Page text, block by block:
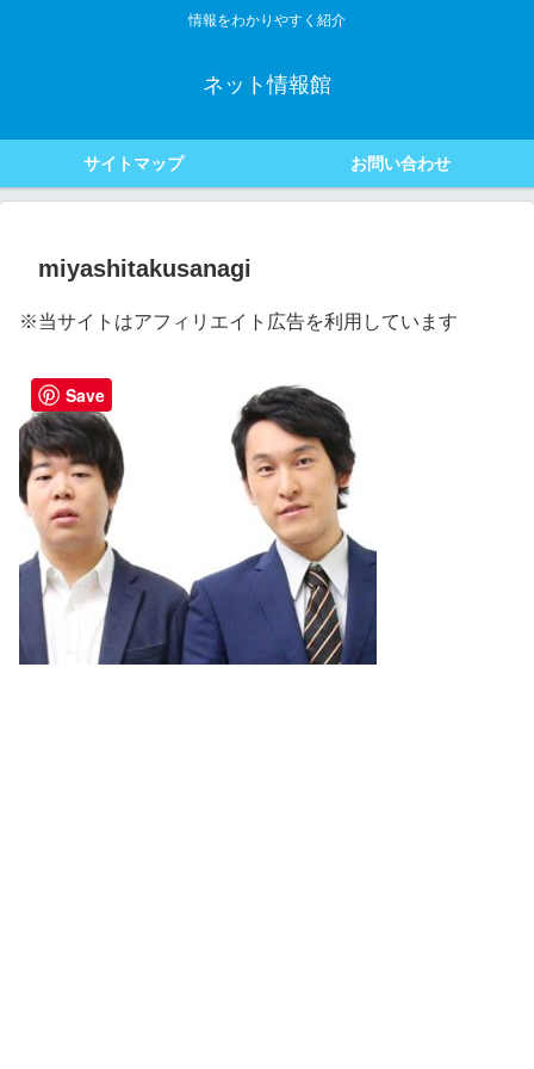
情報をわかりやすく紹介
ネット情報館
サイトマップ お問い合わせ
miyashitakusanagi
※当サイトはアフィリエイト広告を利用しています
Save